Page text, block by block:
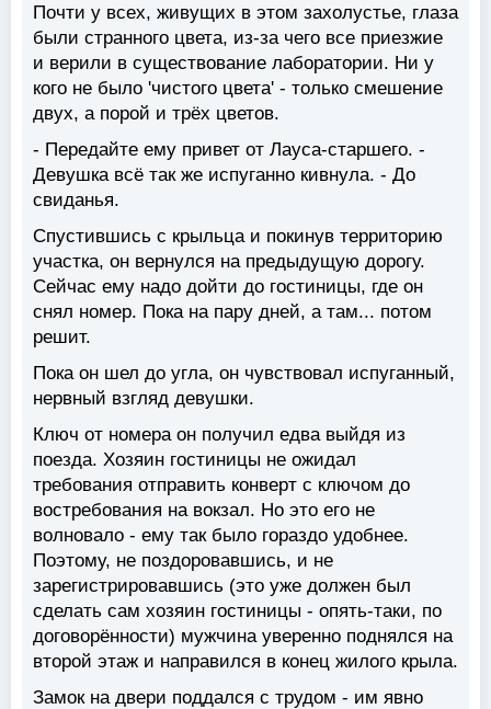
Почти у всех, живущих в этом захолустье, глаза
были странного цвета, из-за чего все приезжие
и верили в существование лаборатории. Ни у
кого не было 'чистого цвета' - только смешение
двух, а порой и трёх цветов.
- Передайте ему привет от Лауса-старшего. -
Девушка всё так же испуганно кивнула. - До
свиданья.
Спустившись с крыльца и покинув территорию
участка, он вернулся на предыдущую дорогу.
Сейчас ему надо дойти до гостиницы, где он
снял номер. Пока на пару дней, а там... потом
решит.
Пока он шел до угла, он чувствовал испуганный,
нервный взгляд девушки.
Ключ от номера он получил едва выйдя из
поезда. Хозяин гостиницы не ожидал
требования отправить конверт с ключом до
востребования на вокзал. Но это его не
волновало - ему так было гораздо удобнее.
Поэтому, не поздоровавшись, и не
зарегистрировавшись (это уже должен был
сделать сам хозяин гостиницы - опять-таки, по
договорённости) мужчина уверенно поднялся на
второй этаж и направился в конец жилого крыла.
Замок на двери поддался с трудом - им явно